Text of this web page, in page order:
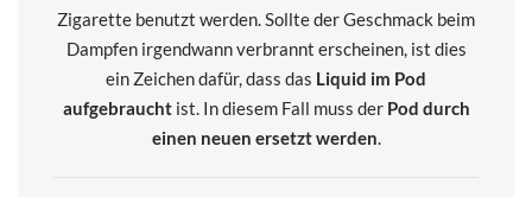
Zigarette benutzt werden. Sollte der Geschmack beim
Dampfen irgendwann verbrannt erscheinen, ist dies
ein Zeichen dafür, dass das Liquid im Pod
aufgebrauchtist. In diesem Fall muss der Pod durch
einen neuen ersetzt werden.